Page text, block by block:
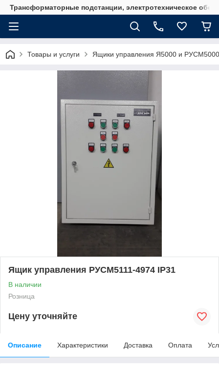
Трансформаторные подстанции, электротехническое
Товары и услуги Ящики управления Я5000 и РУСМ5000
Ящик управления РУСМ5111-4974 IP31
В наличии
Розница
Цену уточняйте
Описание Характеристики Доставка Оплата